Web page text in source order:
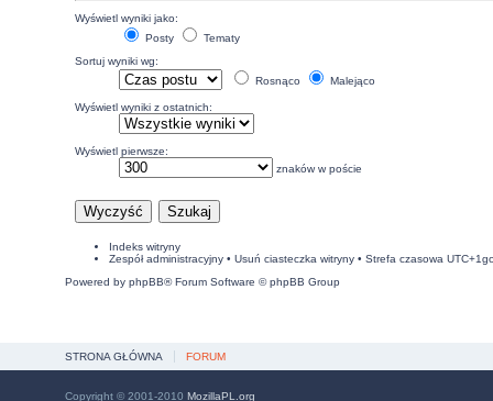
Wyświetl wyniki jako:
Posty
Tematy
Sortuj wyniki wg:
Rosnąco
Malejąco
Wyświetl wyniki z ostatnich:
Wyświetl pierwsze:
znaków w poście
Indeks witryny
Zespół administracyjny• Usuń ciasteczka witryny• Strefa czasowa
Powered by phpBB® Forum Software © phpBB Group
STRONA GŁÓWNA FORUM
Copyright © 2001-2010 MozillaPL.org